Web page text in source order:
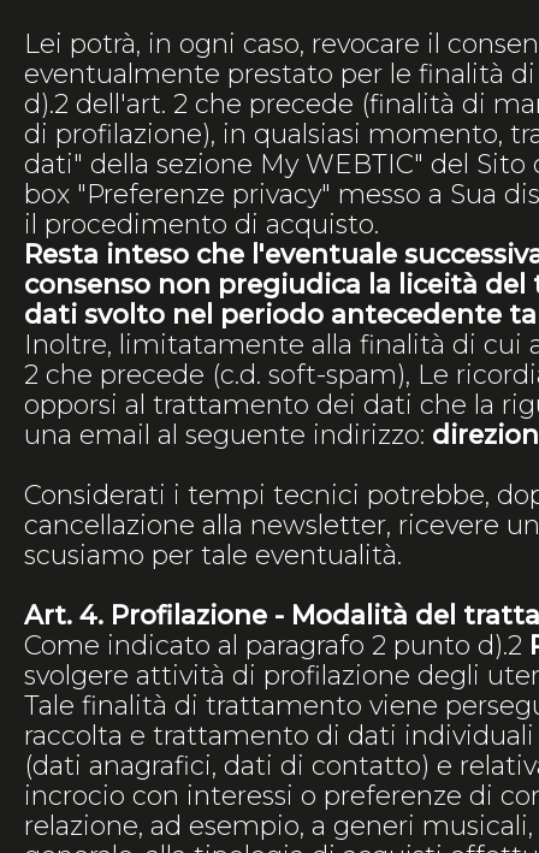
Lei potrà, in ogni caso, revocare il
eventualmente prestato per le finalità di
d).2 dell'art. 2 che precede (finalità di
di profilazione), in qualsiasi momento,
dati" della sezione My WEBTIC" del
box "Preferenze privacy" messo a Sua
il procedimento di acquisto.
Resta inteso che l'eventuale
consenso non pregiudica la liceità
dati svolto nel periodo antecedente
Inoltre, limitatamente alla finalità di cui
2 che precede (c.d. soft-spam), Le
opporsi al trattamento dei dati che la
una email al seguente indirizzo:
Considerati i tempi tecnici potrebbe,
cancellazione alla newsletter, ricevere
scusiamo per tale eventualità.
Art. 4. Profilazione - Modalità del
Come indicato al paragrafo 2 punto d).2
svolgere attività di profilazione degli
Tale finalità di trattamento viene
raccolta e trattamento di dati
(dati anagrafici, dati di contatto) e
incrocio con interessi o preferenze di
relazione, ad esempio, a generi